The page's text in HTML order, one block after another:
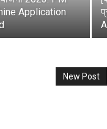
Application
New Post